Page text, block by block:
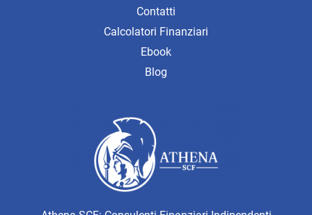
Contatti
Calcolatori Finanziari
Ebook
Blog